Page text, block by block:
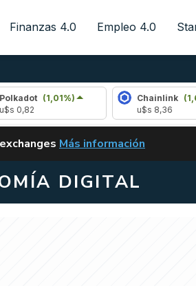
Finanzas 4.0 Empleo 4.0
Chainlink (1,62%)
CLARITY ACT EN
Más información
DIGITAL